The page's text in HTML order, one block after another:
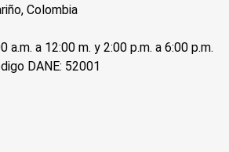
Colombia
a.m. a 12:00 m. y 2:00 p.m. a 6:00 p.m.
DANE: 52001